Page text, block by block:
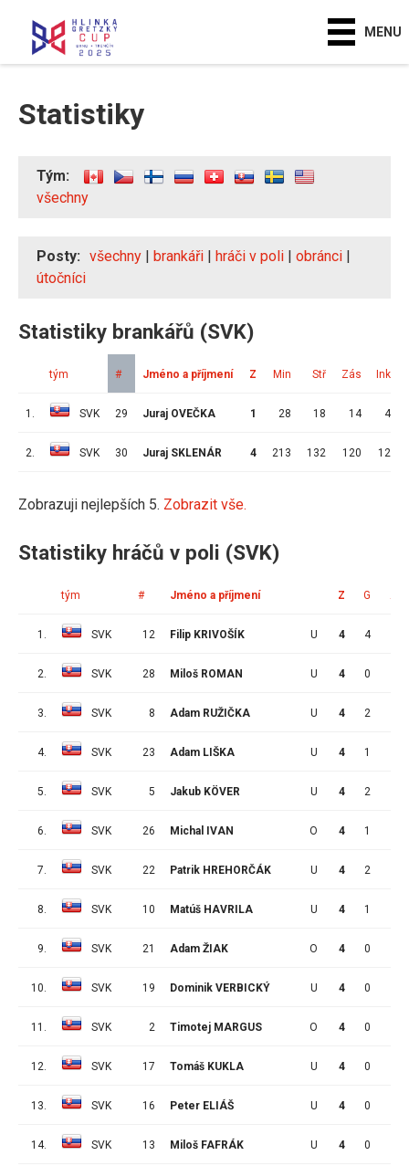
MENU
Statistiky
Tým:
všechny
Posty: všechny | brankáři | hráči v poli | obránci |
útočníci
Statistiky brankářů (SVK)
tým # Jméno a příjmení Z Min Stř Zás Ink
1. SVK 29 Juraj OVEČKA 1 28 18 14 4
2. SVK 30 Juraj SKLENÁR 4 213 132 120 12
Zobrazuji nejlepších 5. Zobrazit vše.
Statistiky hráčů v poli (SVK)
tým # Jméno a příjmení Z G A
1. SVK 12 Filip KRIVOŠÍK U 4 4
2. SVK 28 Miloš ROMAN U 4 0
3. SVK 8 Adam RUŽIČKA U 4 2
4. SVK 23 Adam LIŠKA U 4 1
5. SVK 5 Jakub KÖVER U 4 2
6. SVK 26 Michal IVAN O 4 1
7. SVK 22 Patrik HREHORČÁK U 4 2
8. SVK 10 Matúš HAVRILA U 4 1
9. SVK 21 Adam ŽIAK O 4 0
10. SVK 19 Dominik VERBICKÝ U 4 0
11. SVK 2 Timotej MARGUS O 4 0
12. SVK 17 Tomáš KUKLA U 4 0
13. SVK 16 Peter ELIÁŠ U 4 0
14. SVK 13 Miloš FAFRÁK U 4 0